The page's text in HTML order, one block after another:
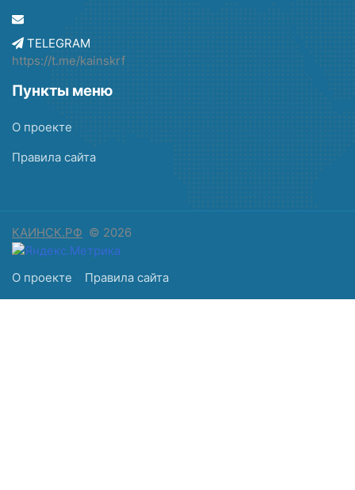
TELEGRAM
https://t.me/kainskrf
Пункты меню
О проекте
Правила сайта
КАИНСК.РФ © 2026
О проекте Правила сайта